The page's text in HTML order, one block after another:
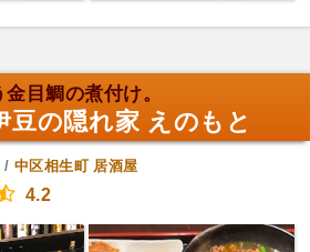
目鯛の煮付け。
豆の隠れ家 えのもと
/中区相生町 居酒屋
4.2